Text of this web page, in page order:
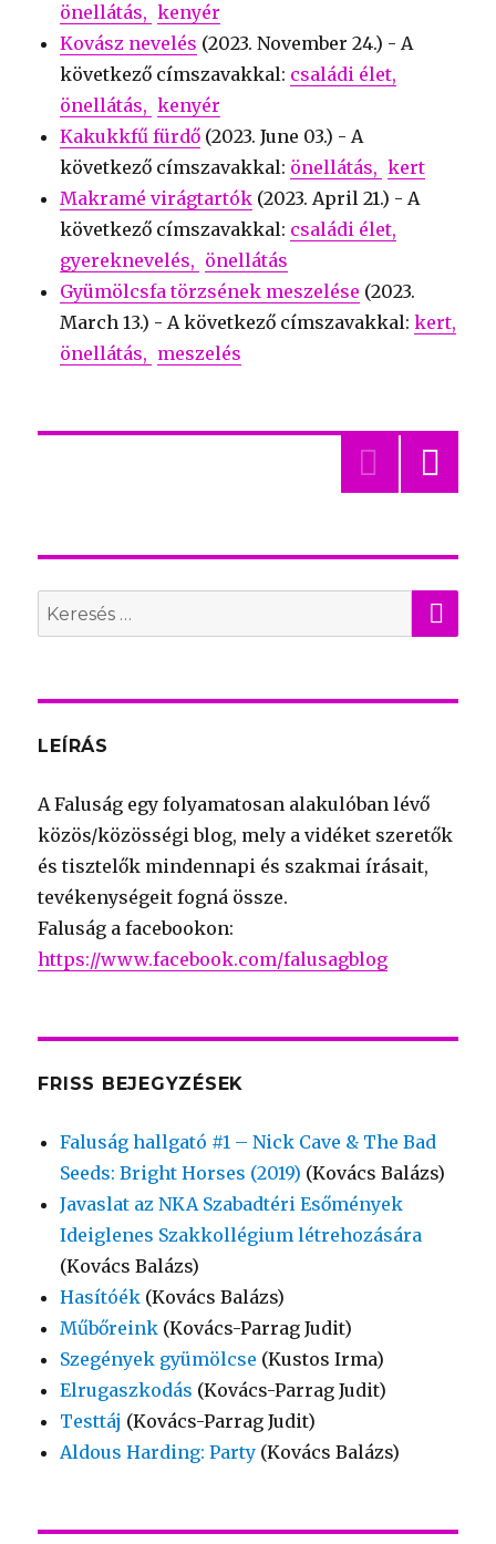
önellátás
kenyér
Kovász nevelés (2023. November 24.) - A
következő címszavakkal: családi élet
önellátás
kenyér
Kakukkfű fürdő (2023. June 03.) - A
következő címszavakkal: önellátás
kert
Makramé virágtartók (2023. April 21.) - A
következő címszavakkal: családi élet
gyereknevelés
önellátás
Gyümölcsfa törzsének meszelése (2023.
March 13.) - A következő címszavakkal:kert
önellátás
meszelés
Search
for:
LEÍRÁS
A Faluság egy folyamatosan alakulóban lévő
közös/közösségi blog, mely a vidéket szeretők
és tisztelők mindennapi és szakmai írásait,
tevékenységeit fogná össze.
Faluság a facebookon:
https://www.facebook.com/falusagblog
FRISS BEJEGYZÉSEK
Faluság hallgató #1 – Nick Cave & The Bad
Seeds: Bright Horses (2019) (Kovács Balázs)
Javaslat az NKA Szabadtéri Esőmények
Ideiglenes Szakkollégium létrehozására
(Kovács Balázs)
Hasítóék (Kovács Balázs)
Műbőreink (Kovács-Parrag Judit)
Szegények gyümölcse (Kustos Irma)
Elrugaszkodás (Kovács-Parrag Judit)
Testtáj (Kovács-Parrag Judit)
Aldous Harding: Party (Kovács Balázs)